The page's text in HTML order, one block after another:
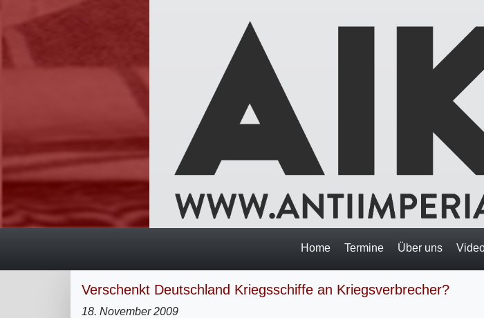
Home Termine Über uns
Verschenkt Deutschland Kriegsschiffe an Kriegsverbrecher?
18. November 2009